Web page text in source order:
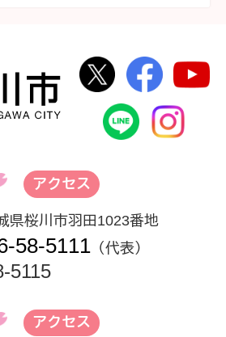
桜川市
桜川市公式
桜川
桜川市公
アクセス
県桜川市羽田1023番地
58-5111 （代表）
5115
アクセス